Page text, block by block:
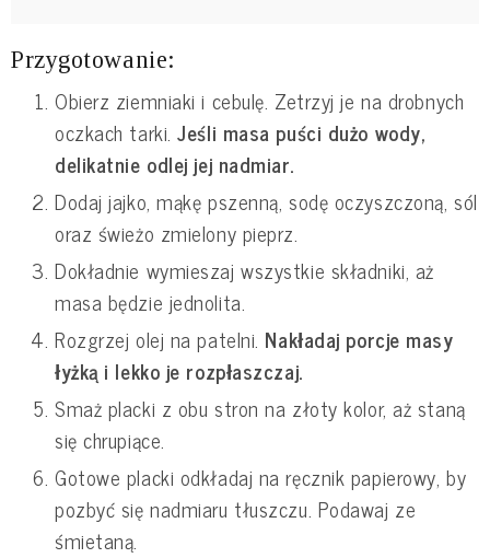
Przygotowanie:
Obierz ziemniaki i cebulę. Zetrzyj je na drobnych
oczkach tarki. Jeśli masa puści dużo wody,
delikatnie odlej jej nadmiar.
Dodaj jajko, mąkę pszenną, sodę oczyszczoną, sól
oraz świeżo zmielony pieprz.
Dokładnie wymieszaj wszystkie składniki, aż
masa będzie jednolita.
Rozgrzej olej na patelni. Nakładaj porcje masy
łyżką i lekko je rozpłaszczaj.
Smaż placki z obu stron na złoty kolor, aż staną
się chrupiące.
Gotowe placki odkładaj na ręcznik papierowy, by
pozbyć się nadmiaru tłuszczu. Podawaj ze
śmietaną.